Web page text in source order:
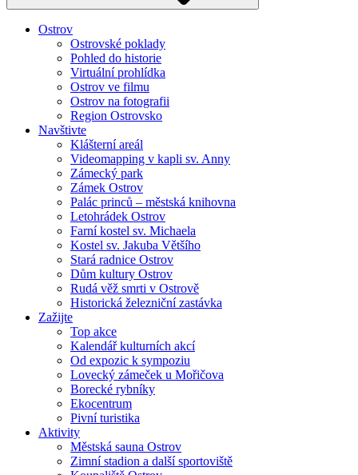
Ostrov
Ostrovské poklady
Pohled do historie
Virtuální prohlídka
Ostrov ve filmu
Ostrov na fotografii
Region Ostrovsko
Navštivte
Klášterní areál
Videomapping v kapli sv. Anny
Zámecký park
Zámek Ostrov
Palác princů – městská knihovna
Letohrádek Ostrov
Farní kostel sv. Michaela
Kostel sv. Jakuba Většího
Stará radnice Ostrov
Dům kultury Ostrov
Rudá věž smrti v Ostrově
Historická železniční zastávka
Zažijte
Top akce
Kalendář kulturních akcí
Od expozic k sympoziu
Lovecký zámeček u Mořičova
Borecké rybníky
Ekocentrum
Pivní turistika
Aktivity
Městská sauna Ostrov
Zimní stadion a další sportoviště